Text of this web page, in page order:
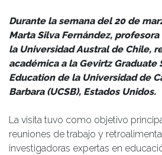
Durante la semana del 20 de
Marta Silva Fernández,
la Universidad Austral de Chile,
académica a la Gevirtz Graduate
Education de la Universidad de
Barbara (UCSB), Estados Unidos.
La visita tuvo como objetivo
reuniones de trabajo y
investigadoras expertas en